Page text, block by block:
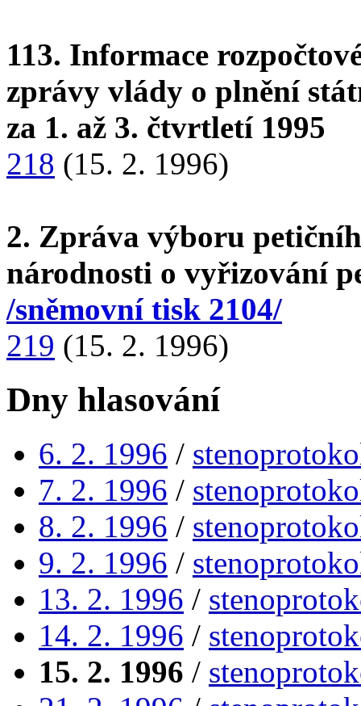
113. Informace
zprávy vlády o plnění
za 1. až 3. čtvrtletí 1995
218 (15. 2. 1996)
2. Zpráva výboru
národnosti o vyřizování
/sněmovní tisk 2104/
219 (15. 2. 1996)
Dny hlasování
6. 2. 1996 /
7. 2. 1996 /
8. 2. 1996 /
9. 2. 1996 /
13. 2. 1996 /
14. 2. 1996 /
15. 2. 1996 /